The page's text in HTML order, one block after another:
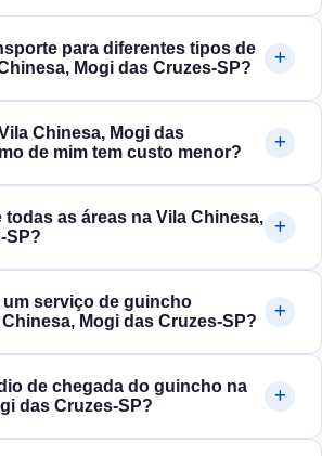
para diferentes tipos de
Mogi das Cruzes‑SP?
Chinesa, Mogi das
de mim tem custo menor?
todas as áreas na Vila Chinesa,
serviço de guincho
Mogi das Cruzes‑SP?
de chegada do guincho na
das Cruzes‑SP?